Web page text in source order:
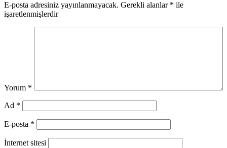
E-posta adresiniz yayınlanmayacak. Gerekli alanlar * ile
işaretlenmişlerdir
Yorum *
Ad *
E-posta *
İnternet sitesi